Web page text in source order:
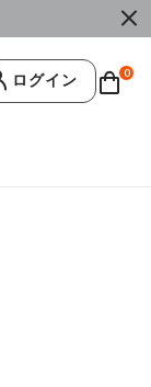
￥
ログイン 0